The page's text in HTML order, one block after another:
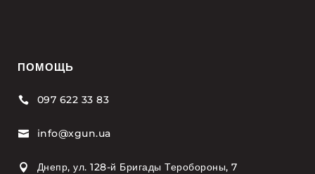
ПОМОЩЬ
 097 622 33 83
 info@xgun.ua
 Днепр, ул. 128-й Бригады Теробороны, 7